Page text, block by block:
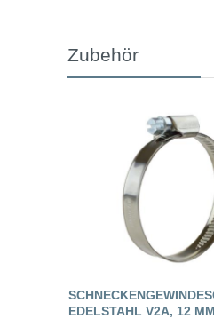
Zubehör
EDELSTAHL V2A, 12